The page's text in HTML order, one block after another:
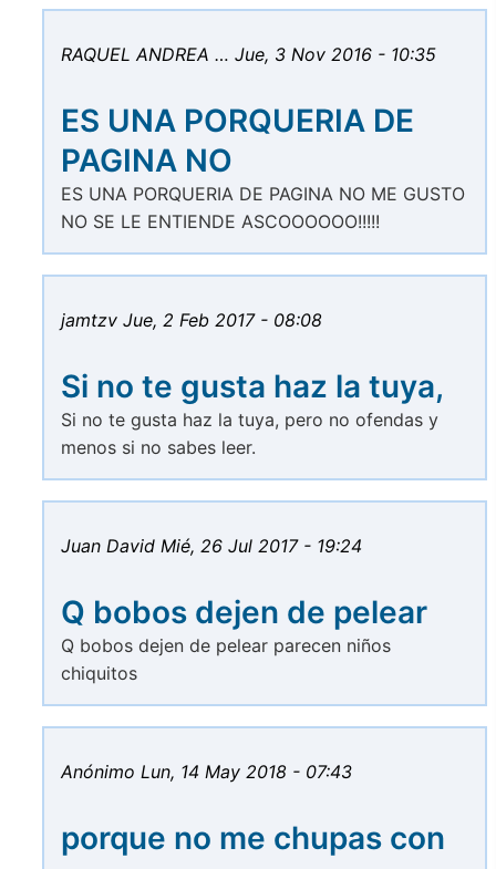
RAQUEL ANDREA … Jue, 3 Nov 2016 - 10:35
ES UNA PORQUERIA DE
PAGINA NO
ES UNA PORQUERIA DE PAGINA NO ME GUSTO
NO SE LE ENTIENDE ASCOOOOOO!!!!!
jamtzv Jue, 2 Feb 2017 - 08:08
Si no te gusta haz la tuya,
Si no te gusta haz la tuya, pero no ofendas y
menos si no sabes leer.
Juan David Mié, 26 Jul 2017 - 19:24
Q bobos dejen de pelear
Q bobos dejen de pelear parecen niños
chiquitos
Anónimo Lun, 14 May 2018 - 07:43
porque no me chupas con